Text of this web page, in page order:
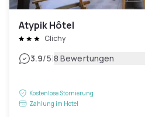
Atypik Hôtel
Clichy
3.9/5|8 Bewertungen
Kostenlose Stornierung
Zahlung im Hotel